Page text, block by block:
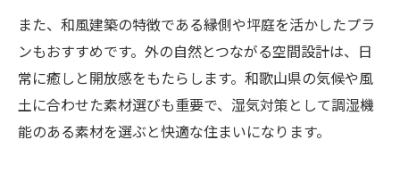
また、和風建築の特徴である縁側や坪庭を活かしたプラ
ンもおすすめです。外の自然とつながる空間設計は、日
常に癒しと開放感をもたらします。和歌山県の気候や風
土に合わせた素材選びも重要で、湿気対策として調湿機
能のある素材を選ぶと快適な住まいになります。